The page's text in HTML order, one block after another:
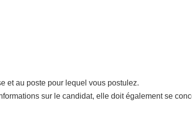
et au poste pour lequel vous postulez.
sur le candidat, elle doit également se